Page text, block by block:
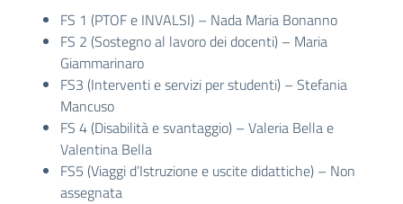
FS 1 (PTOF e INVALSI) – Nada Maria Bonanno
FS 2 (Sostegno al lavoro dei docenti) – Maria
Giammarinaro
FS3 (Interventi e servizi per studenti) – Stefania
Mancuso
FS 4 (Disabilità e svantaggio) – Valeria Bella e
Valentina Bella
FS5 (Viaggi d’Istruzione e uscite didattiche) – Non
assegnata